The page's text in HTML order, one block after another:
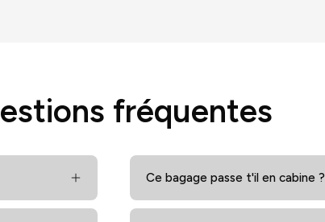
fréquentes
Ce bagage passe t'il en cabine ?